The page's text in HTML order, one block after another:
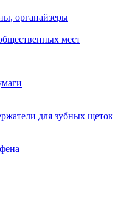
органайзеры
мест
для зубных щеток